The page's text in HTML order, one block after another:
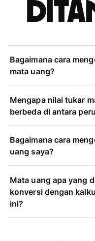
Bagaimana cara
mata uang?
Mengapa nilai tukar
berbeda di antara
Bagaimana cara
uang saya?
Mata uang apa yang
konversi dengan
ini?